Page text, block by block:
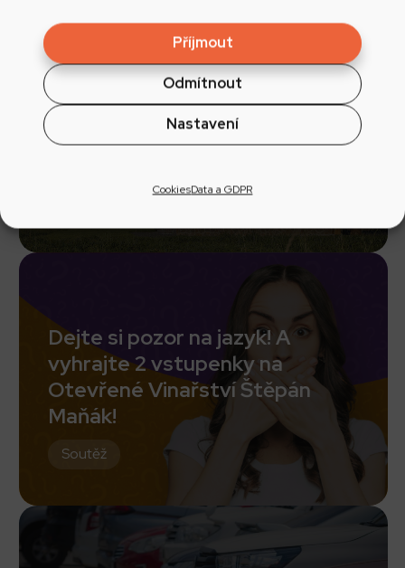
Příjmout
Odmítnout
Nastavení
CookiesData a GDPR
Týdenní pobyt v Tatrách na
Medovce za 80.000 Kč vyhrála
Dejte si pozor na jazyk! A
vyhrajte 2 vstupenky na
Otevřené Vinařství Štěpán
Maňák!
Soutěž